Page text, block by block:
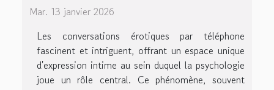
Mar. 13 janvier 2026
Les conversations érotiques par téléphone
fascinent et intriguent, offrant un espace unique
d'expression intime au sein duquel la psychologie
joue un rôle central. Ce phénomène, souvent